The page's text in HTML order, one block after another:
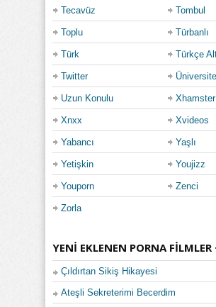
Tecavüz Tombul
Toplu Türbanlı
Türk Türkçe
Twitter
Uzun Konulu Xhamster
Xnxx Xvideos
Yabancı Yaşlı
Yetişkin Youjizz
Youporn Zenci
Zorla
YENI EKLENEN PORNA FILMLER
Çıldırtan Sikiş Hikayesi
Ateşli Sekreterimi Becerdim